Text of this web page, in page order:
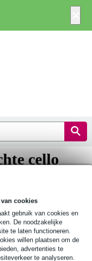
cookies
gebruik van cookies en
De noodzakelijke
te laten functioneren.
willen plaatsen om de
advertenties te
te analyseren.
cello
nodig? Bekijk dan hier
dit moment. Toch nog
cello koffers' om...